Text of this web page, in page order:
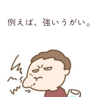
例えば、強いうがい。